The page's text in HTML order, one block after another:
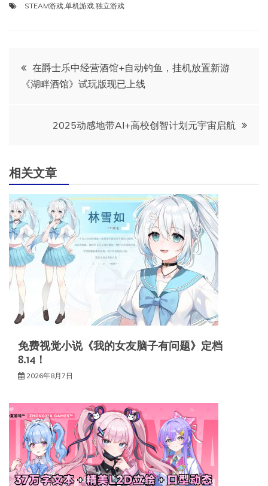
STEAM游戏 单机游戏 独立游戏
文 在爵士乐中经营酒馆+自动钓鱼，挂机放置新游
《湖畔酒馆》试玩版现已上线
2025动感地带AI+高校创智计划元宇宙启航
相关文章
免费视觉小说《我的女友脑子有问题》定档
8.14！
2026年8月7日